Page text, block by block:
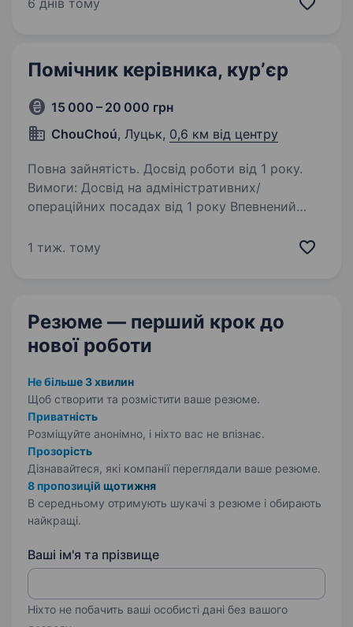
6 днів тому
Помічник керівника, курʼєр
15 000 – 20 000 грн
ChouChoú, Луцьк, 0,6 км від центру
Повна зайнятість. Досвід роботи від 1 року.
Вимоги: Досвід на адміністративних/
операційних посадах від 1 року Впевнений
Docs, Telegram) Уважність до деталей,
1 тиж. тому
Резюме — перший крок до
нової роботи
Не більше 3 хвилин
Щоб створити та розмістити ваше резюме.
Приватність
Розміщуйте анонімно, і ніхто вас не впізнає.
Прозорість
Дізнавайтеся, які компанії переглядали ваше резюме.
8 пропозицій щотижня
В середньому отримують шукачі з резюме і обирають
найкращі.
Ваші ім'я та прізвище
Ніхто не побачить ваші особисті дані без вашого